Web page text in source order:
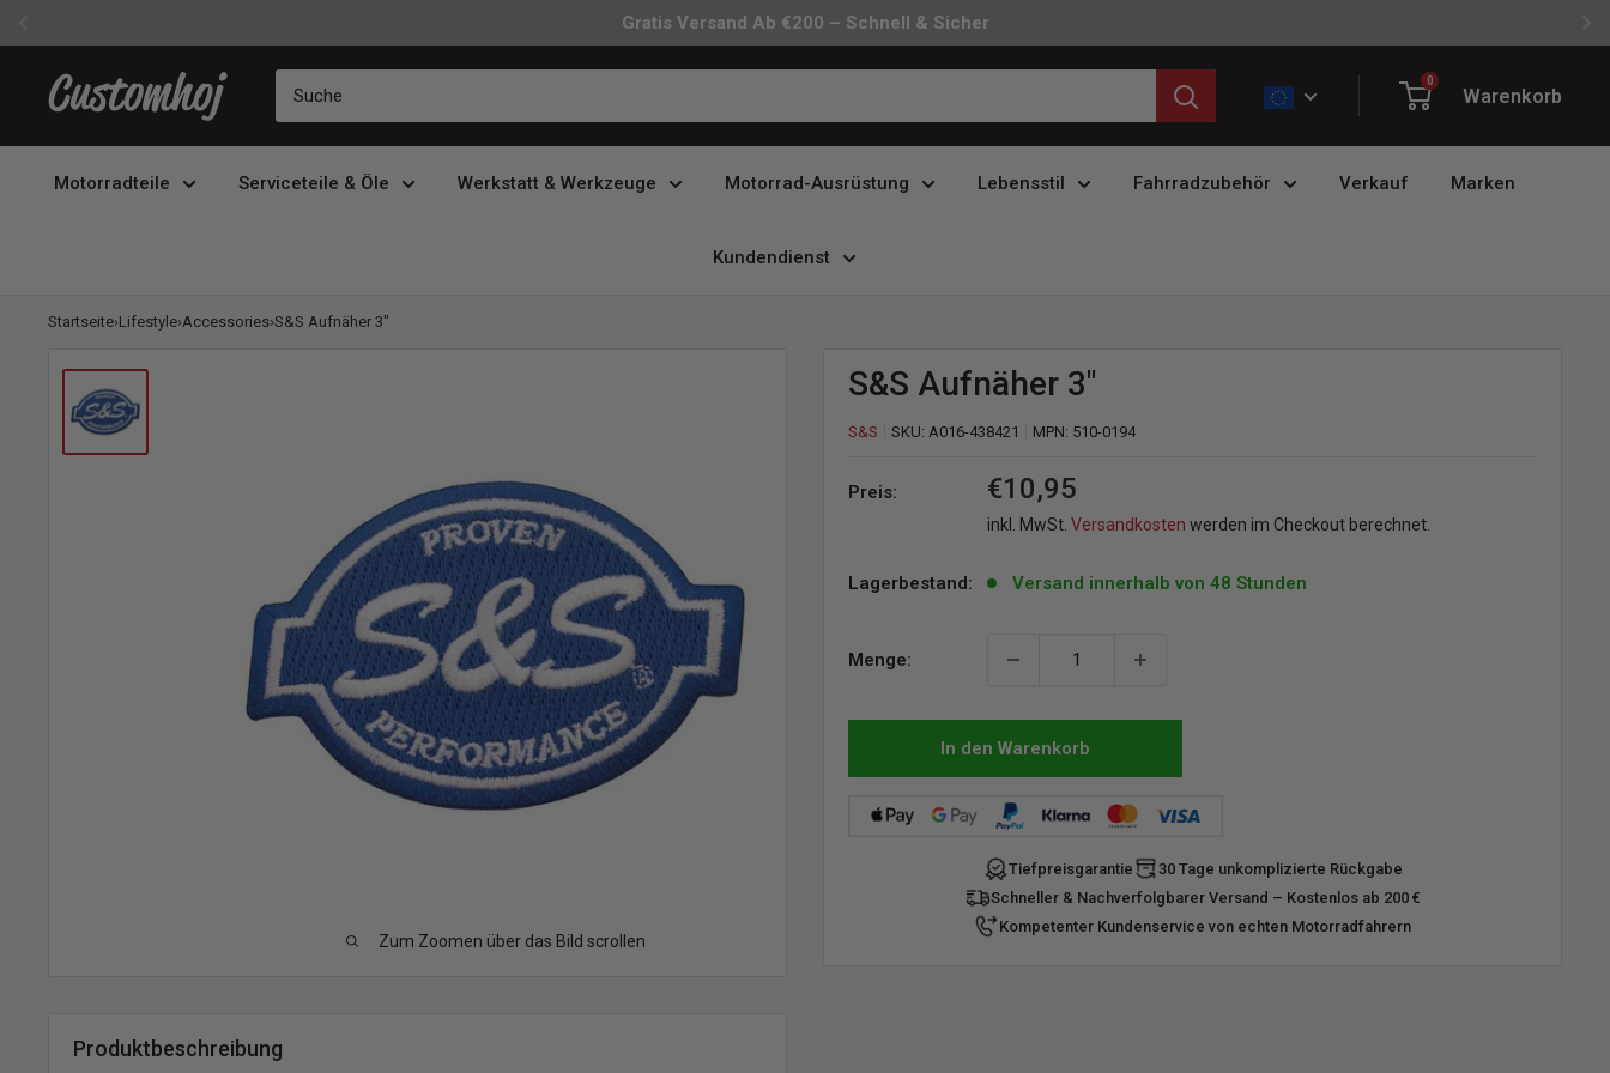
Gratis Versand Ab €200 – Schnell & Sicher
Customhoj 0
Warenkorb
Motorradteile Serviceteile & Öle Werkstatt & Werkzeuge Motorrad-Ausrüstung Lebensstil Fahrradzubehör Verkauf Marken
Kundendienst
Startseite›Lifestyle›Accessories›S&S Aufnäher 3"
Zum Zoomen über das Bild scrollen
S&S Aufnäher 3"
S&S SKU: A016-438421 MPN: 510-0194
Preis: Sonderpreis
€10,95
inkl. MwSt. Versandkosten werden im Checkout berechnet.
Lagerbestand: Versand innerhalb von 48 Stunden
Menge:
In den Warenkorb
Tiefpreisgarantie
30 Tage unkomplizierte Rückgabe
Schneller & Nachverfolgbarer Versand – Kostenlos ab 200 €
Kompetenter Kundenservice von echten Motorradfahrern
Produktbeschreibung